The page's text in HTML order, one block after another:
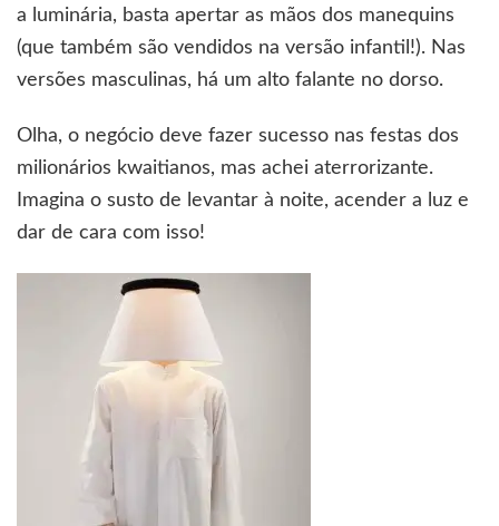
a luminária, basta apertar as mãos dos manequins
(que também são vendidos na versão infantil!). Nas
versões masculinas, há um alto falante no dorso.
Olha, o negócio deve fazer sucesso nas festas dos
milionários kwaitianos, mas achei aterrorizante.
Imagina o susto de levantar à noite, acender a luz e
dar de cara com isso!